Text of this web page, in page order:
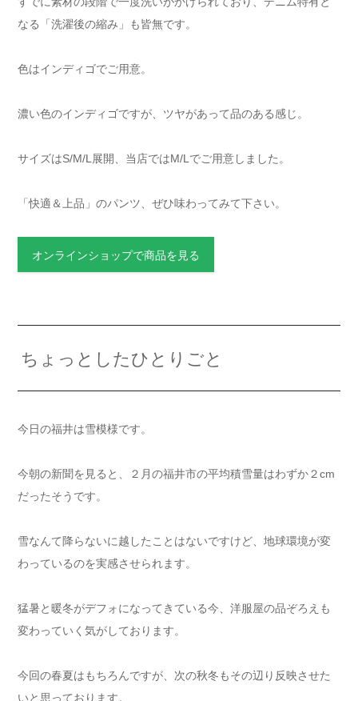
なる「洗濯後の縮み」も皆無です。
色はインディゴでご用意。
濃い色のインディゴですが、ツヤがあって品のある感じ。
サイズはS/M/L展開、当店ではM/Lでご用意しました。
「快適＆上品」のパンツ、ぜひ味わってみて下さい。
オンラインショップで商品を見る
ちょっとしたひとりごと
今日の福井は雪模様です。
今朝の新聞を見ると、２月の福井市の平均積雪量はわずか２cm
だったそうです。
雪なんて降らないに越したことはないですけど、地球環境が変
わっているのを実感させられます。
猛暑と暖冬がデフォになってきている今、洋服屋の品ぞろえも
変わっていく気がしております。
今回の春夏はもちろんですが、次の秋冬もその辺り反映させた
いと思っております。